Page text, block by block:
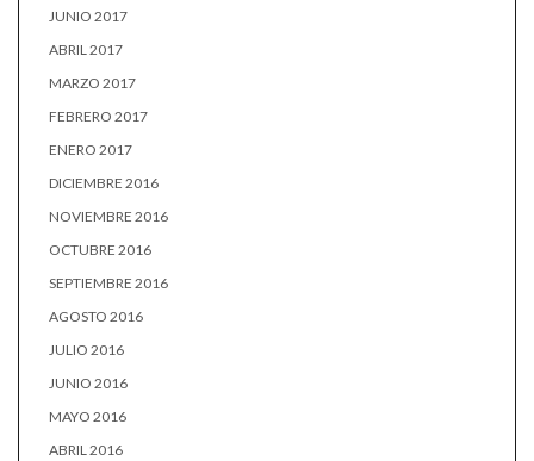
JUNIO 2017
ABRIL 2017
MARZO 2017
FEBRERO 2017
ENERO 2017
DICIEMBRE 2016
NOVIEMBRE 2016
OCTUBRE 2016
SEPTIEMBRE 2016
AGOSTO 2016
JULIO 2016
JUNIO 2016
MAYO 2016
ABRIL 2016